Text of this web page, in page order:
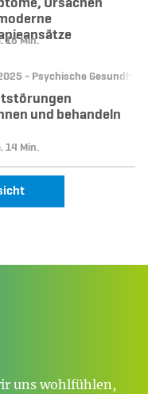
16 Min.
Ursachen
- Kategorie:
Psychische Gesundheit
14 Min.
und behandeln
uns wohlfühlen,